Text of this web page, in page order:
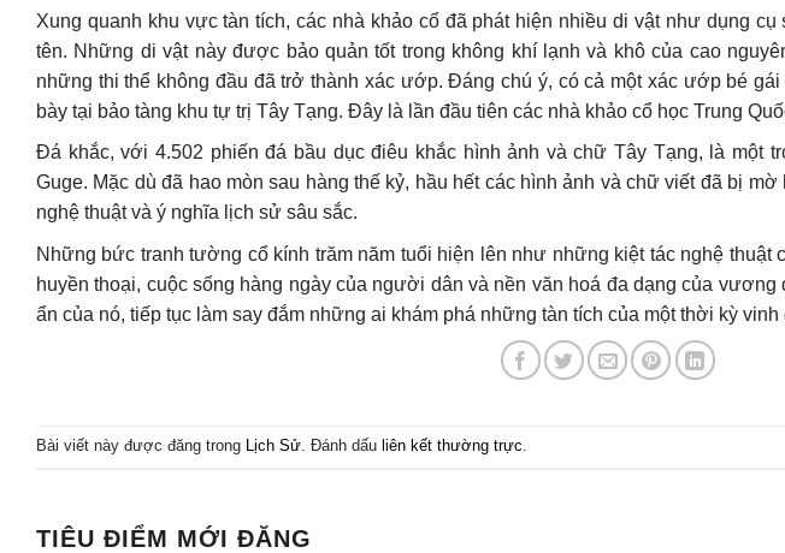
Xung quanh khu vực tàn tích, các nhà khảo cổ đã phát hiện nhiều di vật như dụng
tên. Những di vật này được bảo quản tốt trong không khí lạnh và khô của cao
những thi thể không đầu đã trở thành xác ướp. Đáng chú ý, có cả một xác ướp bé
bày tại bảo tàng khu tự trị Tây Tạng. Đây là lần đầu tiên các nhà khảo cổ học Trung
Đá khắc, với 4.502 phiến đá bầu dục điêu khắc hình ảnh và chữ Tây Tạng, là một
Guge. Mặc dù đã hao mòn sau hàng thế kỷ, hầu hết các hình ảnh và chữ viết đã bị
nghệ thuật và ý nghĩa lịch sử sâu sắc.
Những bức tranh tường cổ kính trăm năm tuổi hiện lên như những kiệt tác nghệ thuật
huyền thoại, cuộc sống hàng ngày của người dân và nền văn hoá đa dạng của
ẩn của nó, tiếp tục làm say đắm những ai khám phá những tàn tích của một thời kỳ vinh
Bài viết này được đăng trong Lịch Sử . Đánh dấu liên kết thường trực
TIÊU ĐIỂM MỚI ĐĂNG